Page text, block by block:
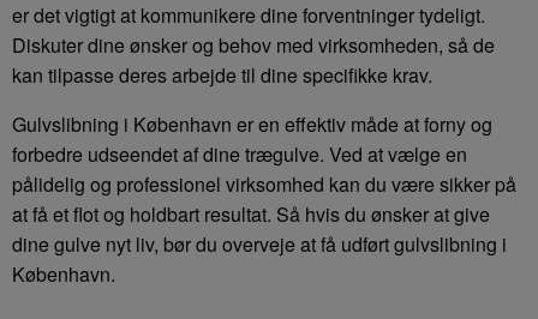
er det vigtigt at kommunikere dine forventninger tydeligt.
Diskuter dine ønsker og behov med virksomheden, så de
kan tilpasse deres arbejde til dine specifikke krav.
Gulvslibning i København er en effektiv måde at forny og
forbedre udseendet af dine trægulve. Ved at vælge en
pålidelig og professionel virksomhed kan du være sikker på
at få et flot og holdbart resultat. Så hvis du ønsker at give
dine gulve nyt liv, bør du overveje at få udført gulvslibning i
København.